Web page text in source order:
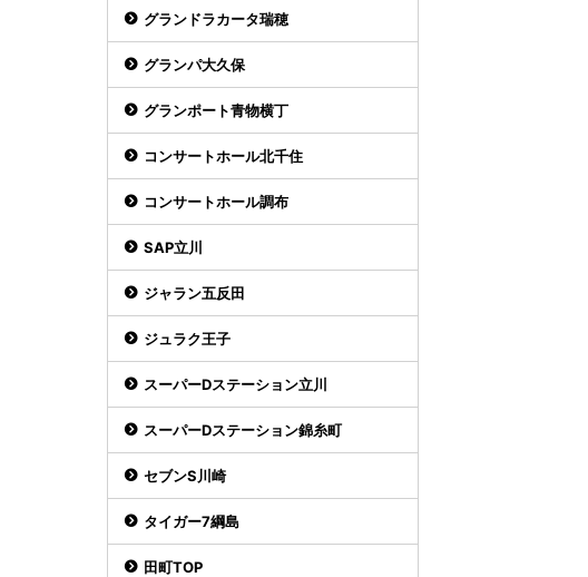
グランドラカータ瑞穂
グランパ大久保
グランポート青物横丁
コンサートホール北千住
コンサートホール調布
SAP立川
ジャラン五反田
ジュラク王子
スーパーDステーション立川
スーパーDステーション錦糸町
セブンS川崎
タイガー7綱島
田町TOP